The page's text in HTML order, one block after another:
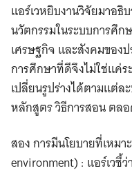
แอร์เวหยิบงานวิจัยมาอธิ
นวัตกรรมในระบบการศึ
เศรษฐกิจ และสังคมของ
การศึกษาที่ดีจึงไม่ใช่แค่
เปลี่ยนรูปร่างได้ตามแต่
หลักสูตร วิธีการสอน ตล
สอง การมีนโยบายที่เหม
environment) : แอร์เวชี้